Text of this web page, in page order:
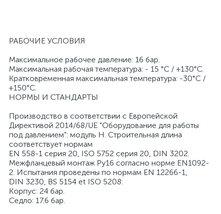
РАБОЧИЕ УСЛОВИЯ
Максимальное рабочее давление: 16 бар.
Максимальная рабочая температура: - 15 °C / +130°C.
Кратковременная максимальная температура: -30°C /
+150°C.
НОРМЫ И СТАНДАРТЫ
Производство в соответствии с Европейской
Директивой 2014/68/UE "Оборудование для работы
под давлением": модуль Н. Строительная длина
соответствует нормам
EN 558-1 серия 20, ISO 5752 серия 20, DIN 3202.
Межфланцевый монтаж Ру16 согласно норме EN1092-
2. Испытания проведены по нормам EN 12266-1,
DIN 3230, BS 5154 et ISO 5208:
Корпус: 24 бар.
Седло: 17.6 бар.